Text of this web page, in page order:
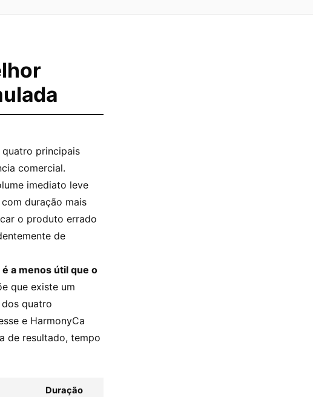
principais
comercial.
imediato leve
duração mais
o produto errado
de
a menos útil que o
que existe um
quatro
e HarmonyCa
de resultado, tempo
Duração